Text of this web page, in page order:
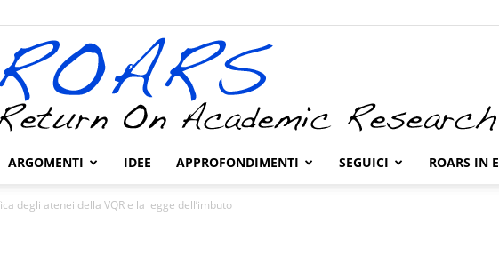
ARGOMENTI IDEE APPROFONDIMENTI SEGUICI ROARS IN
degli atenei della VQR e la legge dell’imbuto